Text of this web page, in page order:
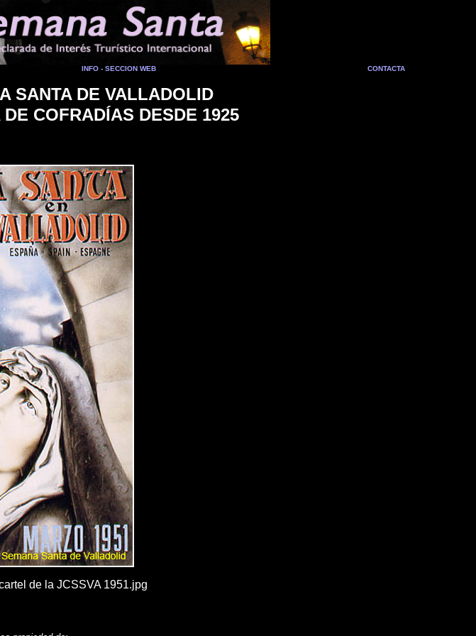
INFO - SECCION WEB CONTACTA
SANTA DE VALLADOLID
COFRADÍAS DESDE 1925
de la JCSSVA 1951.jpg